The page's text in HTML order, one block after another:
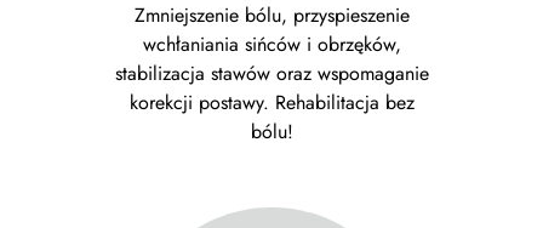
Zmniejszenie bólu, przyspieszenie
wchłaniania sińców i obrzęków,
stabilizacja stawów oraz wspomaganie
korekcji postawy. Rehabilitacja bez
bólu!